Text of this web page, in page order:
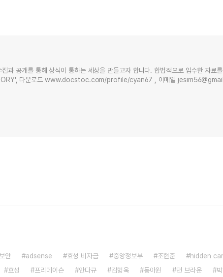
과 공개를 통해 상식이 통하는 세상을 만들고자 합니다. 합법적으로 입수한 자료
다운로드 www.docstoc.com/profile/cyan67 , 이메일
안 adsense 효성 비자금 중앙정보부 조현준
hidden
효성 프리메이슨 안다큐 김형욱 동아원 댄 브라운